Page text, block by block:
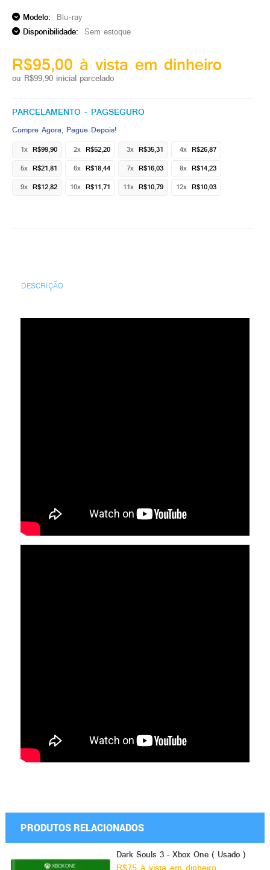
Modelo: Blu-ray
Disponibilidade: Sem estoque
R$95,00 à vista em dinheiro
ou R$99,90 inicial parcelado
PARCELAMENTO - PAGSEGURO
Compre Agora, Pague Depois!
1x R$99,90 2x R$52,20 3x R$35,31 4x R$26,87
5x R$21,81 6x R$18,44 7x R$16,03 8x R$14,23
9x R$12,82 10x R$11,71 11x R$10,79 12x R$10,03
DESCRIÇÃO
PRODUTOS RELACIONADOS
Dark Souls 3 - Xbox One ( Usado )